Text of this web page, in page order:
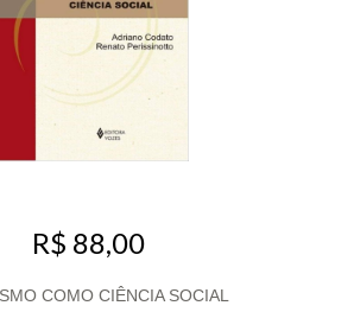
R$ 88,00
COMO CIÊNCIA SOCIAL